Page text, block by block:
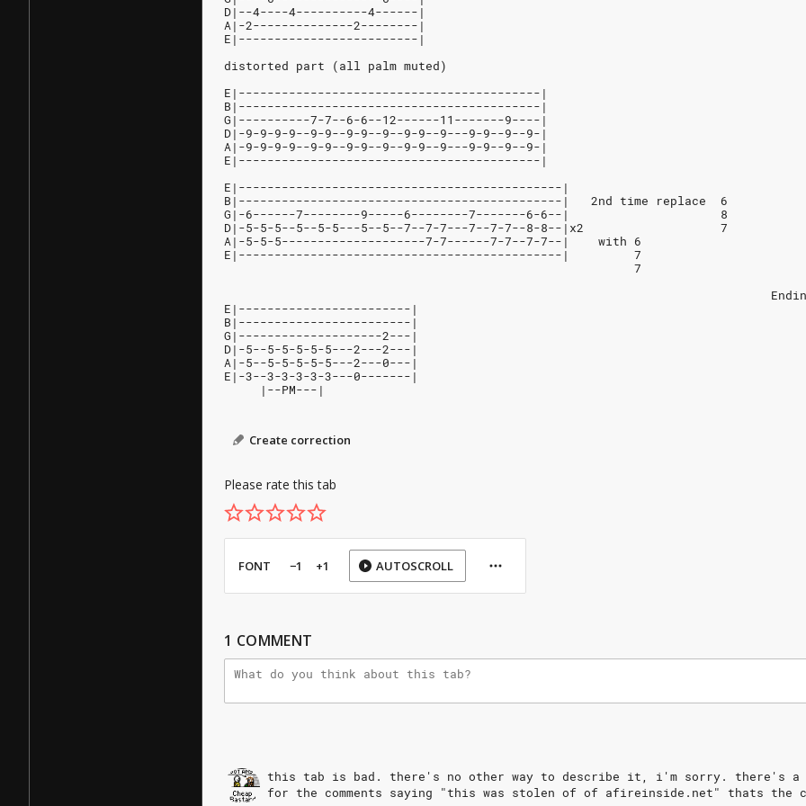
D|--4----4----------4------|
A|-2--------------2--------|
E|-------------------------|
distorted part (all palm muted)
E|------------------------------------------|
B|------------------------------------------|
G|----------7-7--6-6--12------11-------9----|
D|-9-9-9-9--9-9--9-9--9--9-9--9---9-9--9--9-|
A|-9-9-9-9--9-9--9-9--9--9-9--9---9-9--9--9-|
E|------------------------------------------|
E|---------------------------------------------|
B|---------------------------------------------|   2nd time replace  6
G|-6------7--------9-----6--------7-------6-6--|                     8
D|-5-5-5--5--5-5---5--5--7--7-7---7--7-7--8-8--|x2                   7
A|-5-5-5--------------------7-7------7-7--7-7--|    with 6
E|---------------------------------------------|         7
                                                         7
E|------------------------|
B|------------------------|
G|--------------------2---|
D|-5--5-5-5-5-5---2---2---|
A|-5--5-5-5-5-5---2---0---|
E|-3--3-3-3-3-3---0-------|
     |--PM---|
Create correction
Please rate this tab
FONT −1 +1 AUTOSCROLL
1 COMMENT
this tab is bad. there's no other way to describe it, i'm sorry. there's a
for the comments saying "this was stolen of of afireinside.net" thats the